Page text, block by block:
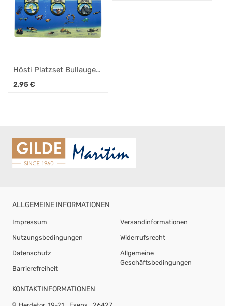
Hösti Platzset Bullauge
Moin Moin Moin ca.
2,95€
ALLGEMEINE INFORMATIONEN
Impressum
Nutzungsbedingungen
Datenschutz
Barrierefreiheit
Versandinformationen
Widerrufsrecht
Allgemeine
Geschäftsbedingungen
KONTAKTINFORMATIONEN